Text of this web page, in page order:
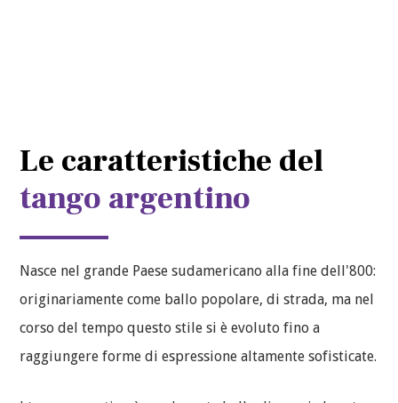
Le caratteristiche del
tango argentino
Nasce nel grande Paese sudamericano alla fine dell'800:
originariamente come ballo popolare, di strada, ma nel
corso del tempo questo stile si è evoluto fino a
raggiungere forme di espressione altamente sofisticate.